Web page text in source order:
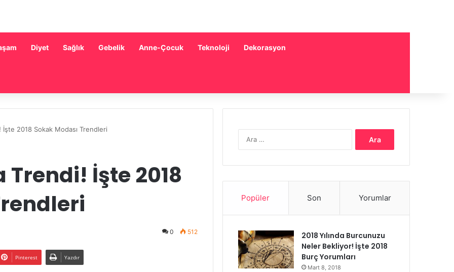
Diyet Sağlık Gebelik Anne-Çocuk Teknoloji Dekorasyon
2018 Sokak Modası Trendleri
Trendi! İşte 2018
0 512
Pinterest Yazdır
Popüler Son Yorumlar
2018 Yılında Burcunuzu
Neler Bekliyor! İşte 2018
Burç Yorumları
Mart 8, 2018